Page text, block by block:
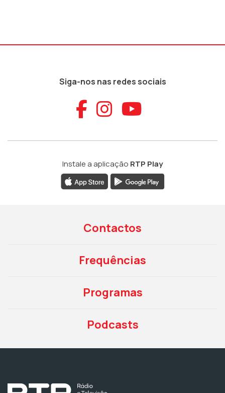
Siga-nos nas redes sociais
Aceder ao
Aceder ao
Aceder
Instale a aplicação RTP Play
Contactos
Frequências
Programas
Podcasts